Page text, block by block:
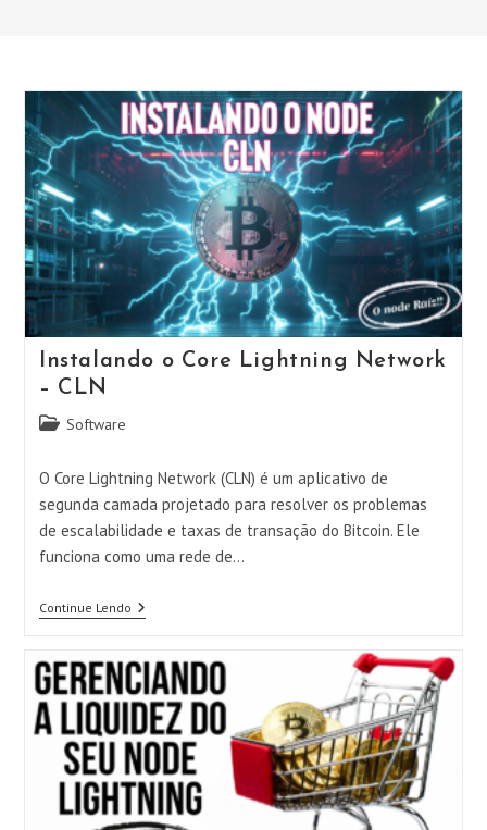
Instalando o Core Lightning Network
– CLN
Categoria
post:
Software
O Core Lightning Network (CLN) é um aplicativo de
segunda camada projetado para resolver os problemas
de escalabilidade e taxas de transação do Bitcoin. Ele
funciona como uma rede de…
Continue LendoInstalando
O
Lightning
Network
–
CLN